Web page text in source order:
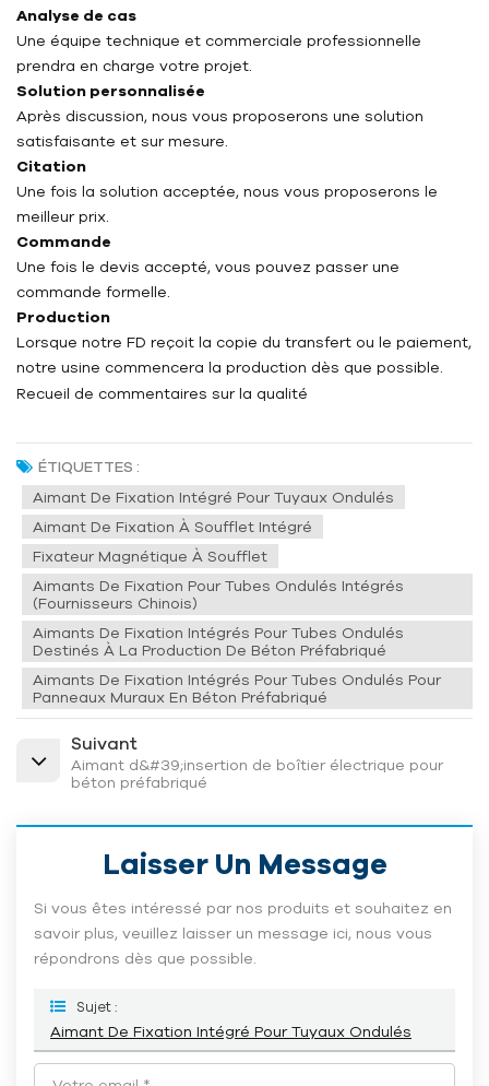
Analyse de cas
Une équipe technique et commerciale professionnelle
prendra en charge votre projet.
Solution personnalisée
Après discussion, nous vous proposerons une solution
satisfaisante et sur mesure.
Citation
Une fois la solution acceptée, nous vous proposerons le
meilleur prix.
Commande
Une fois le devis accepté, vous pouvez passer une
commande formelle.
Production
Lorsque notre FD reçoit la copie du transfert ou le paiement,
notre usine commencera la production dès que possible.
Recueil de commentaires sur la qualité
ÉTIQUETTES :
Aimant De Fixation Intégré Pour Tuyaux Ondulés
Aimant De Fixation À Soufflet Intégré
Fixateur Magnétique À Soufflet
Aimants De Fixation Pour Tubes Ondulés Intégrés
(fournisseurs Chinois)
Aimants De Fixation Intégrés Pour Tubes Ondulés
Destinés À La Production De Béton Préfabriqué
Aimants De Fixation Intégrés Pour Tubes Ondulés Pour
Panneaux Muraux En Béton Préfabriqué
Suivant
Aimant d&#39;insertion de boîtier électrique pour
béton préfabriqué
Laisser Un Message
Si vous êtes intéressé par nos produits et souhaitez en
savoir plus, veuillez laisser un message ici, nous vous
répondrons dès que possible.
Sujet :
Aimant De Fixation Intégré Pour Tuyaux Ondulés